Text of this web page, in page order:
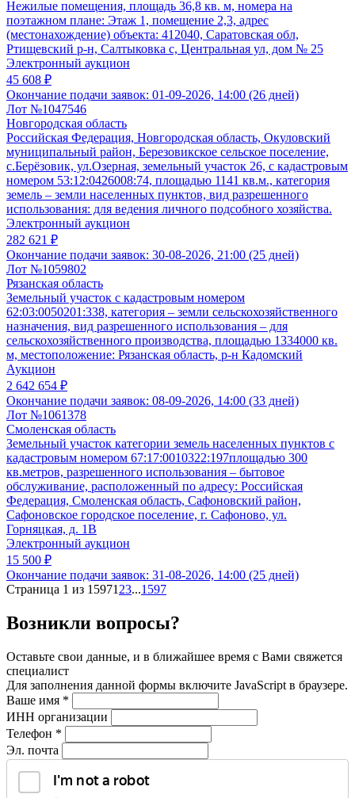
Нежилые помещения, площадь 36,8 кв. м, номера на
поэтажном плане: Этаж 1, помещение 2,3, адрес
(местонахождение) объекта: 412040, Саратовская обл,
Ртищевский р-н, Салтыковка с, Центральная ул, дом № 25
Электронный аукцион
45 608 ₽
Окончание подачи заявок: 01-09-2026, 14:00 (26 дней)
Лот №1047546
Новгородская область
Российская Федерация, Новгородская область, Окуловский
муниципальный район, Березовикское сельское поселение,
с.Берёзовик, ул.Озерная, земельный участок 26, с кадастровым
номером 53:12:0426008:74, площадью 1141 кв.м., категория
земель – земли населенных пунктов, вид разрешенного
использования: для ведения личного подсобного хозяйства.
Электронный аукцион
282 621 ₽
Окончание подачи заявок: 30-08-2026, 21:00 (25 дней)
Лот №1059802
Рязанская область
Земельный участок с кадастровым номером
62:03:0050201:338, категория – земли сельскохозяйственного
назначения, вид разрешенного использования – для
сельскохозяйственного производства, площадью 1334000 кв.
м, местоположение: Рязанская область, р-н Кадомский
Аукцион
2 642 654 ₽
Окончание подачи заявок: 08-09-2026, 14:00 (33 дней)
Лот №1061378
Смоленская область
Земельный участок категории земель населенных пунктов с
кадастровым номером 67:17:0010322:197площадью 300
кв.метров, разрешенного использования – бытовое
обслуживание, расположенный по адресу: Российская
Федерация, Смоленская область, Сафоновский район,
Сафоновское городское поселение, г. Сафоново, ул.
Горняцкая, д. 1В
Электронный аукцион
15 500 ₽
Окончание подачи заявок: 31-08-2026, 14:00 (25 дней)
Страница 1 из 15971 23...1597
Возникли вопросы?
Оставьте свои данные, и в ближайшее время с Вами свяжется
специалист
Для заполнения данной формы включите JavaScript в браузере.
Ваше имя *
ИНН организации
Телефон *
Эл. почта